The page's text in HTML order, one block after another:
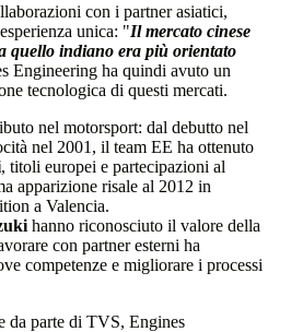
con i partner asiatici,
unica: "Il mercato cinese
quello indiano era più orientato
Engineering ha quindi avuto un
tecnologica di questi mercati.
nel motorsport: dal debutto nel
nel 2001, il team EE ha ottenuto
, titoli europei e partecipazioni al
apparizione risale al 2012 in
a Valencia.
hanno riconosciuto il valore della
con partner esterni ha
competenze e migliorare i processi
da parte di TVS, Engines